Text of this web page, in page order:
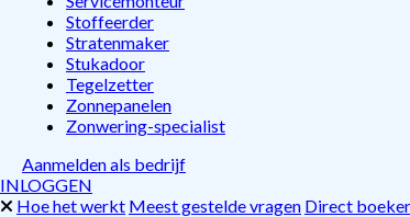
Stoffeerder
Stratenmaker
Stukadoor
Tegelzetter
Zonnepanelen
Zonwering-specialist
Aanmelden als bedrijf
INLOGGEN
Hoe het werkt Meest gestelde vragen Direct